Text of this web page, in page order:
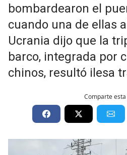
bombardearon el
cuando una de ellas
Ucrania dijo que la
barco, integrada por
chinos, resultó ilesa
Comparte